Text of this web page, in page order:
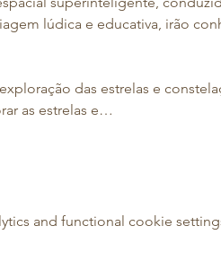
lúdica e educativa, irão
das estrelas e
as estrelas e…
and functional cookie